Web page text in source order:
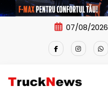
Skip
to
07/08/2026